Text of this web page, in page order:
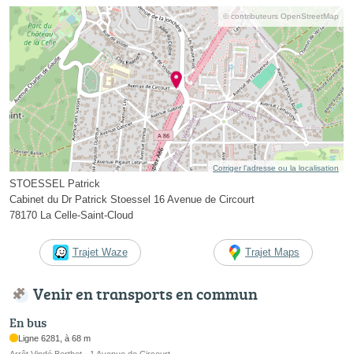
© contributeurs OpenStreetMap
Corriger l’adresse ou la localisation
STOESSEL Patrick
Cabinet du Dr Patrick Stoessel 16 Avenue de Circourt
78170 La Celle-Saint-Cloud
Trajet Waze Trajet Maps
Venir en transports en commun
En bus
Ligne 6281, à 68 m